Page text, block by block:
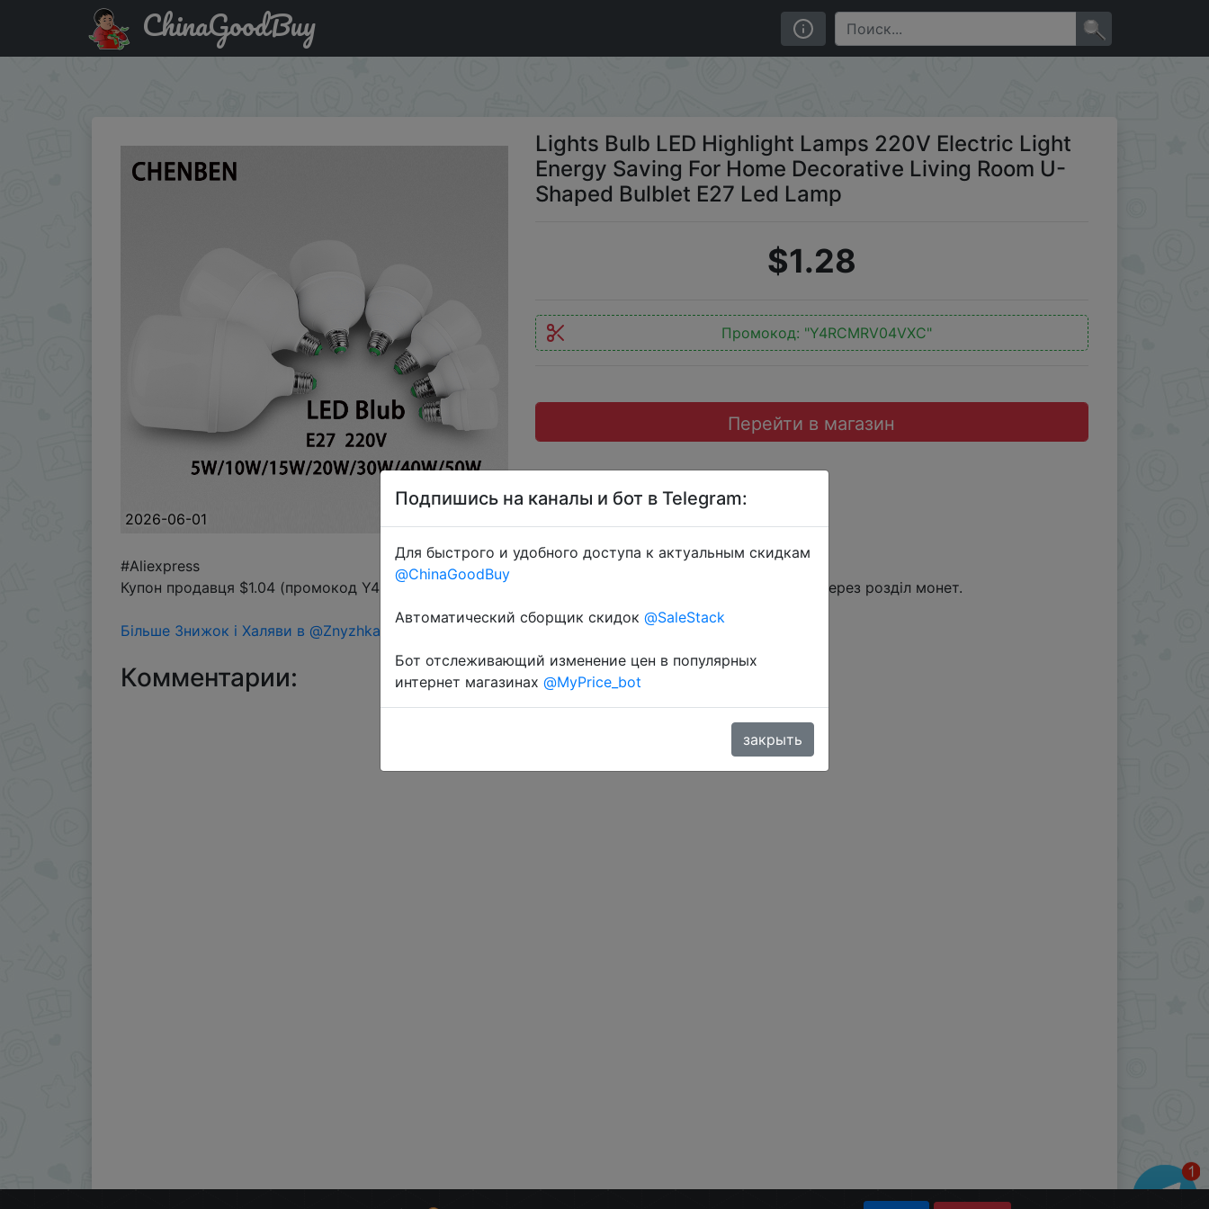
Купить с промокодом :Y4RCMRV04VXC Lights Bulb LED Highlight Lamps 220V Electric Light Energy Saving For Home Decorative Living Room U-Shaped Bulblet E27 Led
ChinaGoodBuy
2026-06-01
Lights Bulb LED Highlight Lamps 220V Electric Light
Energy Saving For Home Decorative Living Room U-
Shaped Bulblet E27 Led Lamp
$1.28
Промокод: "Y4RCMRV04VXC"
Перейти в магазин
#Aliexpress
Купон продавця $1.04 (промокод Y4RCMRV04VXC) + знижка монетками 107-221 Coins у додатку через розділ монет.
Більше Знижок і Халяви в @ZnyzhkaUA
Комментарии:
Подпишись на каналы и бот в Telegram:
Для быстрого и удобного доступа к актуальным скидкам
@ChinaGoodBuy
Автоматический сборщик скидок @SaleStack
Бот отслеживающий изменение цен в популярных
интернет магазинах @MyPrice_bot
закрыть